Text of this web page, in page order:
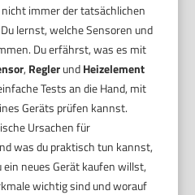
immer der tatsächlichen
lernst, welche Sensoren und
Du erfährst, was es mit
, ReglerundHeizelement
Tests an die Hand, mit
Geräts prüfen kannst.
Ursachen für
was du praktisch tun kannst,
ein neues Gerät kaufen willst,
wichtig sind und worauf